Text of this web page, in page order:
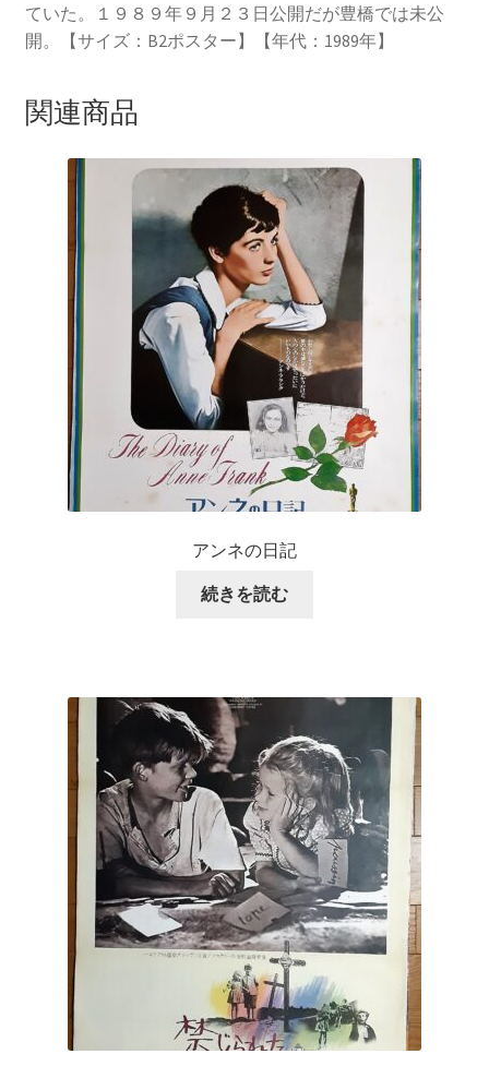
ていた。１９８９年９月２３日公開だが豊橋では未公
開。【サイズ：B2ポスター】【年代：1989年】
関連商品
アンネの日記
続きを読む